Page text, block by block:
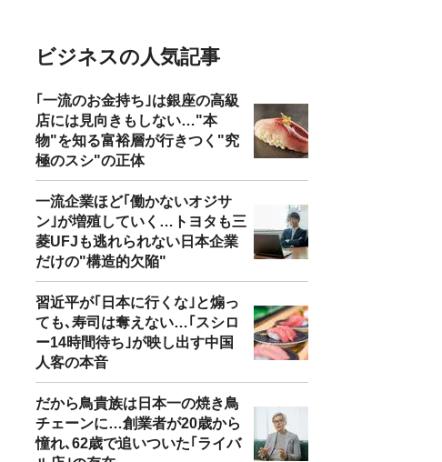
ビジネスの人気記事
｢一流のお金持ち｣は銀座の高級
店には見向きもしない…"本
物"を知る富裕層が行きつく"究
極のスシ"の正体
一流企業ほど｢働かないオジサ
ン｣が増殖していく…トヨタも三
菱UFJも逃れられない日本企業
だけの"構造的欠陥"
習近平が｢日本に行くな｣と煽っ
ても､寿司は奪えない…｢スシロ
ー14時間待ち｣が映し出す中国
人客の本音
だから鳥貴族は日本一の焼き鳥
チェーンに…創業者が20歳から
憧れ､62歳で追いついた｢ライバ